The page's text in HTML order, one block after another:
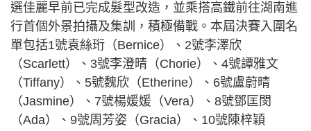
選佳麗早前已完成髮型改造，並乘搭高鐵前往湖南進
行首個外景拍攝及集訓，積極備戰。本屆決賽入圍名
單包括1號袁絲珩（Bernice）、2號李澤欣
（Scarlett）、3號李澄晴（Chorie）、4號譚雅文
（Tiffany）、5號魏欣（Etherine）、6號盧蔚晴
（Jasmine）、7號楊媛媛（Vera）、8號鄧匡閔
（Ada）、9號周芳姿（Gracia）、10號陳梓穎